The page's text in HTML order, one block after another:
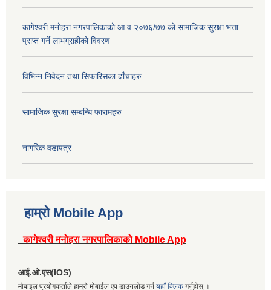
कागेश्वरी मनोहरा नगरपालिकाको आ.व.२०७६/७७ को सामाजिक सुरक्षा भत्ता
प्राप्त गर्ने लाभग्राहीको विवरण
विभिन्न निवेदन तथा सिफारिसका ढाँचाहरु
सामाजिक सुरक्षा सम्बन्धि फारामहरु
नागरिक वडापत्र
हाम्रो Mobile App
कागेश्वरी मनोहरा नगरपालिकाको Mobile App
आई.ओ.एस(IOS)
मोबाइल प्रयोगकर्ताले हाम्रो मोबाईल एप डाउनलोड गर्न यहाँ क्लिक गर्नुहोस् ।